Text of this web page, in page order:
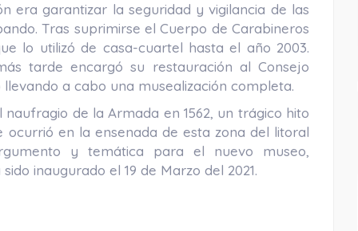
era garantizar la seguridad y vigilancia de las
Tras suprimirse el Cuerpo de Carabineros
lo utilizó de casa-cuartel hasta el año 2003.
tarde encargó su restauración al Consejo
a cabo una musealización completa.
de la Armada en 1562, un trágico hito
en la ensenada de esta zona del litoral
y temática para el nuevo museo,
inaugurado el 19 de Marzo del 2021.
Playa La Calaiza